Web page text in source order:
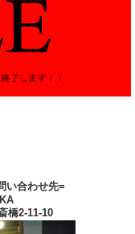
い合わせ先=
橋2-11-10